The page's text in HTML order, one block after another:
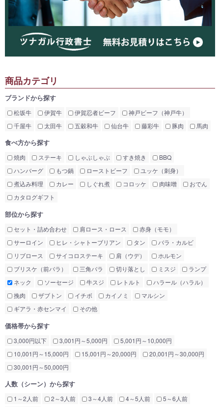
商品カテゴリ
ブランドから探す
松坂牛 伊賀牛 伊賀忍者ビーフ
神戸ビーフ（神戸牛）
千屋牛
太田牛 五穀和牛 仙台牛 藤彩牛 豚肉 馬肉
食べ方から探す
焼肉 ステーキ しゃぶしゃぶ すき焼き
BBQ
ハンバーグ
もつ鍋 ローストビーフ
ユッケ（刺身）
煮込み料理
カレー しぐれ煮 コロッケ 肉味噌
おでん
カタログギフト
部位から探す
セット・詰め合わせ 肩ロース・ロース
赤身（モモ）
サーロイン
ヒレ・シャトーブリアン タン
バラ・カルビ
リブロース
サイコロステーキ 肩（ウデ）
ホルモン
ブリスケ（前バラ）
三角バラ 切り落とし ミスジ
ランプ
ネック
ソーセージ 牛スジ レトルト
ハラール（ハラル）
挽肉
ザブトン イチボ カイノミ
マルシン
ギアラ・赤センマイ
その他
価格帯から探す
3,000円以下 3,001円～5,000円
5,001円～10,000円
10,001円～15,000円
15,001円～20,000円
20,001円～30,000円
30,001円～50,000円
人数（シーン）から探す
1～2人前 2～3人前 3～4人前 4～5人前
5～6人前